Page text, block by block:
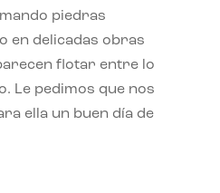
piedras
en delicadas obras
flotar entre lo
Le pedimos que nos
ella un buen día de